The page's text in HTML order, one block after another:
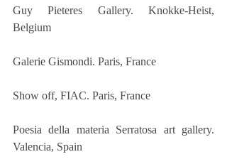
Guy Pieteres Gallery. Knokke-Heist,
Belgium
Galerie Gismondi. Paris, France
Show off, FIAC. Paris, France
Poesia della materia Serratosa art gallery.
Valencia, Spain